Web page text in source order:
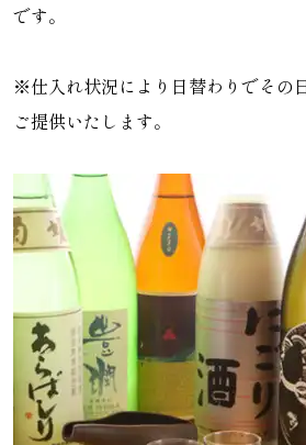
です。
※仕入れ状況により日替わりでその
ご提供いたします。